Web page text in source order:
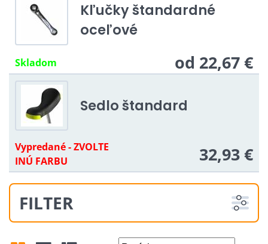
Kľučky štandardné
oceľové
Skladom od 22,67 €
Sedlo štandard
Vypredané - ZVOLTE
INÚ FARBU
32,93 €
FILTER